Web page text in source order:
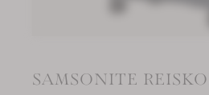
SAMSONITE